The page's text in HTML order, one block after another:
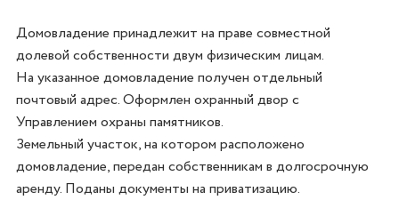
Домовладение принадлежит на праве совместной
долевой собственности двум физическим лицам.
На указанное домовладение получен отдельный
почтовый адрес. Оформлен охранный двор с
Управлением охраны памятников.
Земельный участок, на котором расположено
домовладение, передан собственникам в долгосрочную
аренду. Поданы документы на приватизацию.